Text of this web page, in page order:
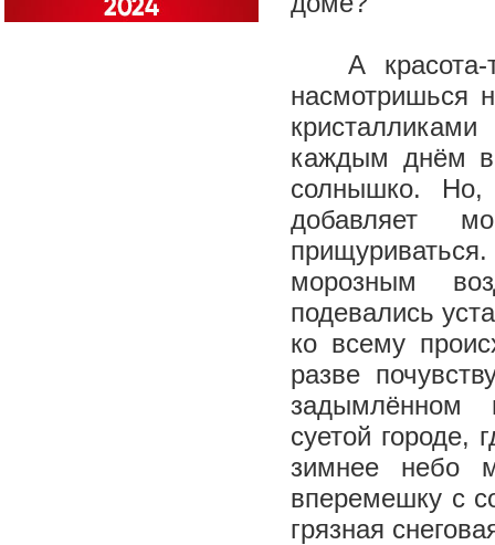
А
насмотришься
каждым днём
солнышко. Но,
добавляет
морозным
подевались
ко всему
разве
задымлённом
суетой городе,
зимнее небо
вперемешку с
грязная